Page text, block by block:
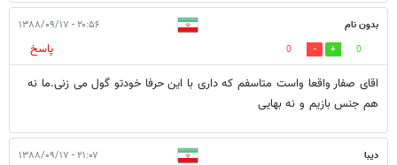
بدون نام ۲۰:۵۶ - ۱۳۸۸/۰۹/۱۷
0
0
پاسخ
اقای صفار واقعا واست متاسفم که داری با این حرفا خودتو گول می زنی.ما نه
هم جنس بازیم و نه بهایی
دیبا ۲۱:۰۷ - ۱۳۸۸/۰۹/۱۷